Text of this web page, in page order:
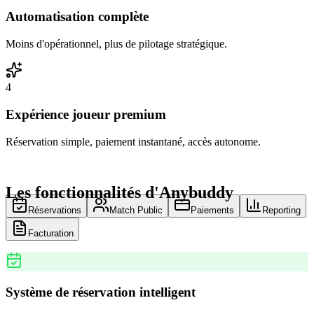
Automatisation complète
Moins d'opérationnel, plus de pilotage stratégique.
4
Expérience joueur premium
Réservation simple, paiement instantané, accès autonome.
Les fonctionnalités d'Anybuddy
Réservations Match Public Paiements Reporting
Facturation
Système de réservation intelligent